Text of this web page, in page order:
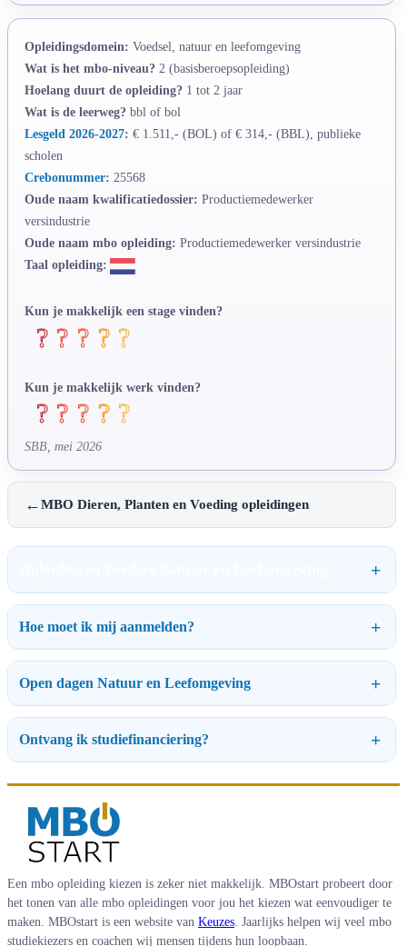
Opleidingsdomein: Voedsel, natuur en leefomgeving
Wat is het mbo-niveau? 2 (basisberoepsopleiding)
Hoelang duurt de opleiding? 1 tot 2 jaar
Wat is de leerweg? bbl of bol
Lesgeld 2026-2027: € 1.511,- (BOL) of € 314,- (BBL), publieke
scholen
Crebonummer: 25568
Oude naam kwalificatiedossier: Productiemedewerker
versindustrie
Oude naam mbo opleiding: Productiemedewerker versindustrie
Taal opleiding:
Kun je makkelijk een stage vinden?
Kun je makkelijk werk vinden?
SBB, mei 2026
←MBO Dieren, Planten en Voeding opleidingen
Hoe moet ik mij aanmelden?
Open dagen Natuur en Leefomgeving
Ontvang ik studiefinanciering?
Een mbo opleiding kiezen is zeker niet makkelijk. MBOstart probeert door
het tonen van alle mbo opleidingen voor jou het kiezen wat eenvoudiger te
maken. MBOstart is een website van Keuzes . Jaarlijks helpen wij veel mbo
studiekiezers en coachen wij mensen tijdens hun loopbaan.